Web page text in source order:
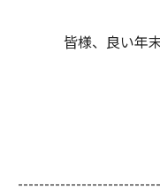
皆様、良い年